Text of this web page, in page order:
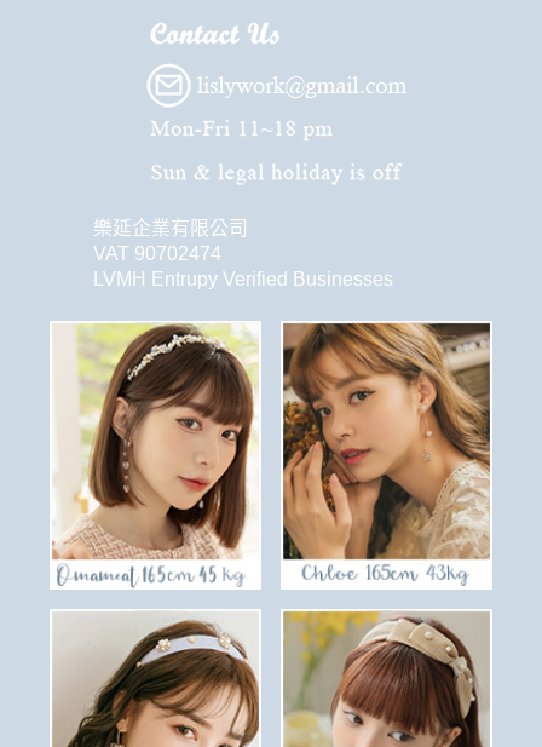
樂延企業有限公司
VAT 90702474
LVMH Entrupy Verified Businesses